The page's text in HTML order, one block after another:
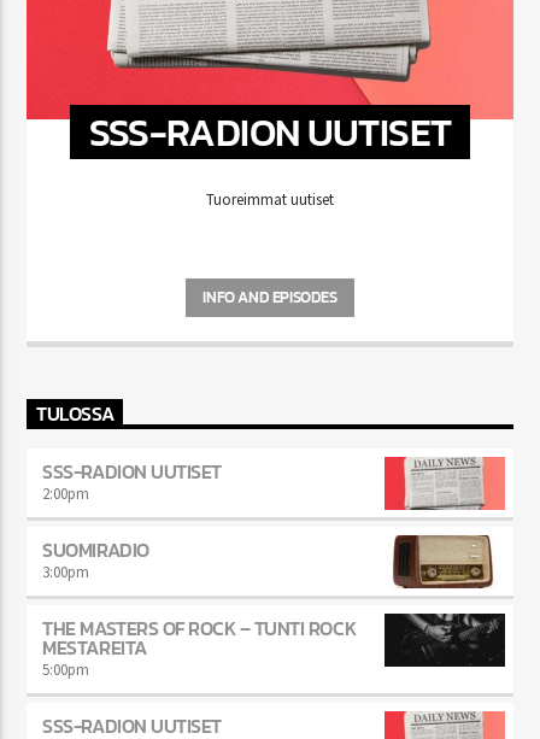
SSS-RADION UUTISET
Tuoreimmat uutiset
INFO AND EPISODES
TULOSSA
SSS-RADION UUTISET
2:00pm
SUOMIRADIO
3:00pm
THE MASTERS OF ROCK – TUNTI ROCK
MESTAREITA
5:00pm
SSS-RADION UUTISET